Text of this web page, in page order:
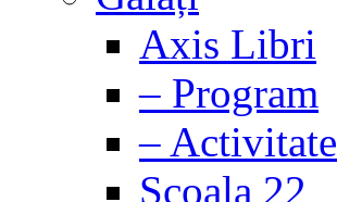
Axis Libri
– Program
– Activitate
Școala 22